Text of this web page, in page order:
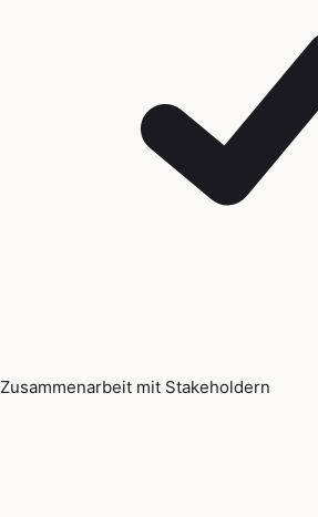
Zusammenarbeit mit Stakeholdern